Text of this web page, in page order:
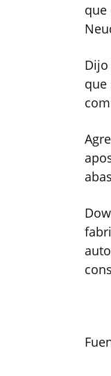
que
que